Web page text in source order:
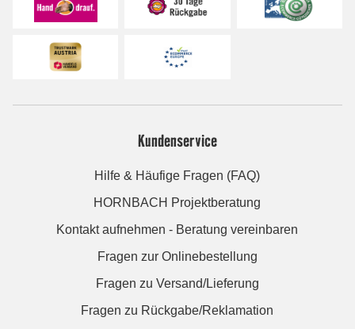
Kundenservice
Hilfe & Häufige Fragen (FAQ)
HORNBACH Projektberatung
Kontakt aufnehmen - Beratung vereinbaren
Fragen zur Onlinebestellung
Fragen zu Versand/Lieferung
Fragen zu Rückgabe/Reklamation